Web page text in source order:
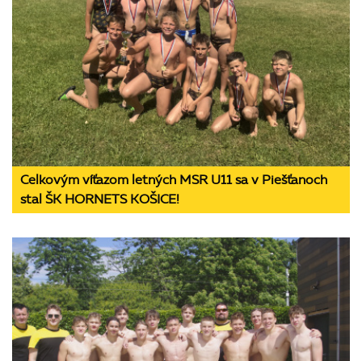
Celkovým víťazom letných MSR U11 sa v Piešťanoch
stal ŠK HORNETS KOŠICE!